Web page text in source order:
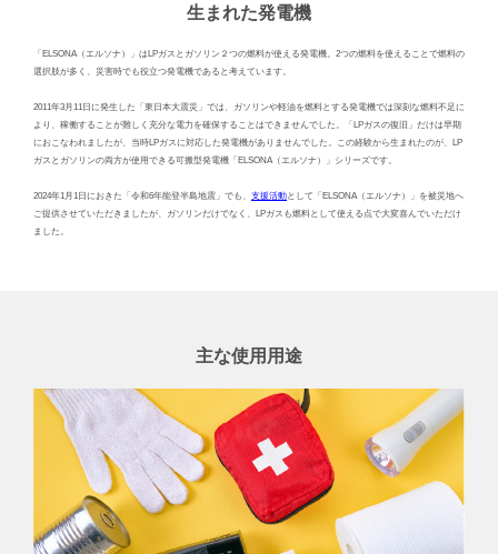
生まれた発電機
「ELSONA（エルソナ）」はLPガスとガソリン２つの燃料が使える発電機。2つの燃料を使えることで燃料の
選択肢が多く、災害時でも役立つ発電機であると考えています。
2011年3月11日に発生した「東日本大震災」では、ガソリンや軽油を燃料とする発電機では深刻な燃料不足に
より、稼働することが難しく充分な電力を確保することはできませんでした。「LPガスの復旧」だけは早期
におこなわれましたが、当時LPガスに対応した発電機がありませんでした。この経験から生まれたのが、LP
ガスとガソリンの両方が使用できる可搬型発電機「ELSONA（エルソナ）」シリーズです。
2024年1月1日におきた「令和6年能登半島地震」でも、 支援活動として「ELSONA（エルソナ）」を被災地へ
ご提供させていただきましたが、ガソリンだけでなく、LPガスも燃料として使える点で大変喜んでいただけ
ました。
主な使用用途